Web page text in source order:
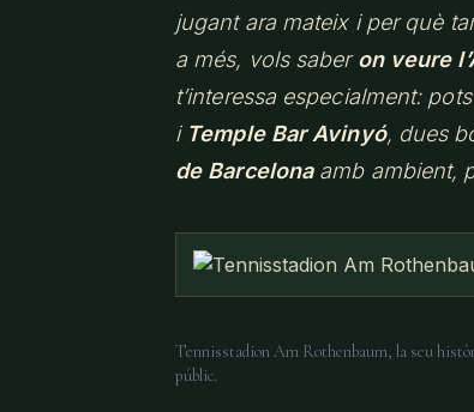
jugant ara mateix i per què
a més, vols saberon veure
t’interessa especialment:
i Temple Bar Avinyó, dues
de Barcelonaamb ambient,
Tennisstadion Am Rothenbaum, la seu
públic.